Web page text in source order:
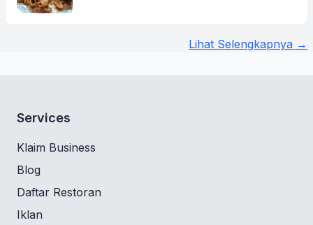
Lihat Selengkapnya →
Services
Klaim Business
Blog
Daftar Restoran
Iklan